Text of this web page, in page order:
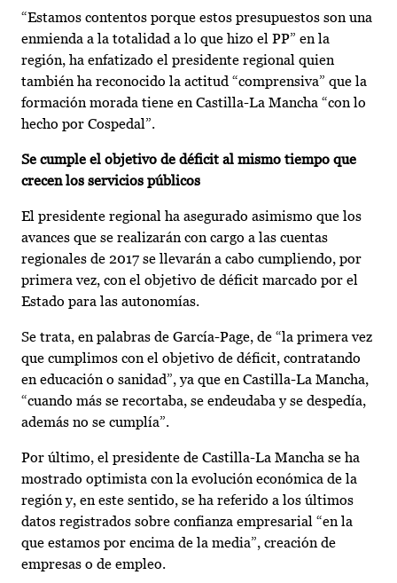
“Estamos contentos porque estos presupuestos son una
enmienda a la totalidad a lo que hizo el PP” en la
región, ha enfatizado el presidente regional quien
también ha reconocido la actitud “comprensiva” que la
formación morada tiene en Castilla-La Mancha “con lo
hecho por Cospedal”.
Se cumple el objetivo de déficit al mismo tiempo que
crecen los servicios públicos
El presidente regional ha asegurado asimismo que los
avances que se realizarán con cargo a las cuentas
regionales de 2017 se llevarán a cabo cumpliendo, por
primera vez, con el objetivo de déficit marcado por el
Estado para las autonomías.
Se trata, en palabras de García-Page, de “la primera vez
que cumplimos con el objetivo de déficit, contratando
en educación o sanidad”, ya que en Castilla-La Mancha,
“cuando más se recortaba, se endeudaba y se despedía,
además no se cumplía”.
Por último, el presidente de Castilla-La Mancha se ha
mostrado optimista con la evolución económica de la
región y, en este sentido, se ha referido a los últimos
datos registrados sobre confianza empresarial “en la
que estamos por encima de la media”, creación de
empresas o de empleo.